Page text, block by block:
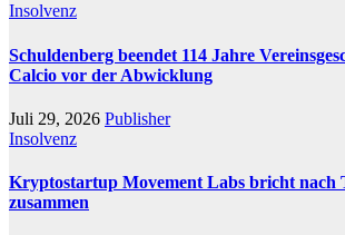
Insolvenz
Schuldenberg beendet 114 Jahre
Calcio vor der Abwicklung
Juli 29, 2026 Publisher
Insolvenz
Kryptostartup Movement Labs bricht nach
zusammen